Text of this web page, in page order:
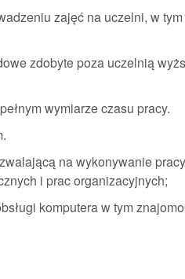
zajęć na uczelni, w
zdobyte poza uczelnią
wymiarze czasu pracy.
na wykonywanie
i prac organizacyjnych;
komputera w tym